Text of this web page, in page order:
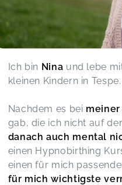
Ich bin Nina und lebe
kleinen Kindern in Tespe.
Nachdem es bei
gab, die ich nicht auf
danach auch mental
einen Hypnobirthing
einen für mich
für mich wichtigste